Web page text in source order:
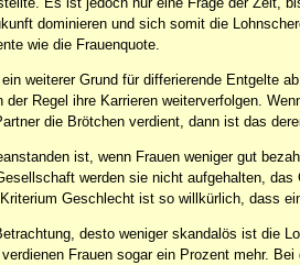
dominieren und sich somit die
wie die Frauenquote.
weiterer Grund für differierende Entgelte
der Regel ihre Karrieren weiterverfolgen.
die Brötchen verdient, dann ist das
ist, wenn Frauen weniger gut
werden sie nicht aufgehalten,
Geschlecht ist so willkürlich, dass
desto weniger skandalös ist die
Frauen sogar ein Prozent mehr.